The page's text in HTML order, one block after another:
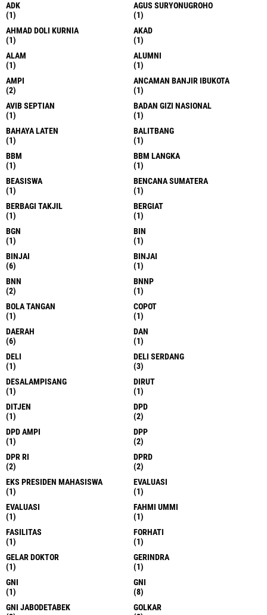
ADK
(1)
AGUS SURYONUGROHO
(1)
AHMAD DOLI KURNIA
(1)
AKAD
(1)
ALAM
(1)
ALUMNI
(1)
AMPI
(2)
ANCAMAN BANJIR IBUKOTA
(1)
AVIB SEPTIAN
(1)
BADAN GIZI NASIONAL
(1)
BAHAYA LATEN
(1)
BALITBANG
(1)
BBM
(1)
BBM LANGKA
(1)
BEASISWA
(1)
BENCANA SUMATERA
(1)
BERBAGI TAKJIL
(1)
BERGIAT
(1)
BGN
(1)
BIN
(1)
BINJAI
(6)
BINJAI
(1)
BNN
(2)
BNNP
(1)
BOLA TANGAN
(1)
COPOT
(1)
DAERAH
(6)
DAN
(1)
DELI
(1)
DELI SERDANG
(3)
DESALAMPISANG
(1)
DIRUT
(1)
DITJEN
(1)
DPD
(2)
DPD AMPI
(1)
DPP
(2)
DPR RI
(2)
DPRD
(2)
EKS PRESIDEN MAHASISWA
(1)
EVALUASI
(1)
EVALUASI
(1)
FAHMI UMMI
(1)
FASILITAS
(1)
FORHATI
(1)
GELAR DOKTOR
(1)
GERINDRA
(1)
GNI
(1)
GNI
(8)
GNI JABODETABEK
GOLKAR